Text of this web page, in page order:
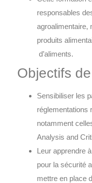
responsables
agroalimentaire,
produits
d’aliments.
Objectifs
Sensibiliser les
réglementations
notamment
Analysis and
Leur apprendre
pour la sécurité
mettre en place